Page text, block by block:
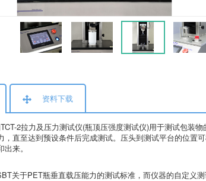
资料下载
2拉力及压力测试仪(瓶顶压强度测试仪)用于测试包装
，直至达到预设条件后完成测试。压头到测试平台的位置
来。
关于PET瓶垂直载压能力的测试标准，而仪器的自定义